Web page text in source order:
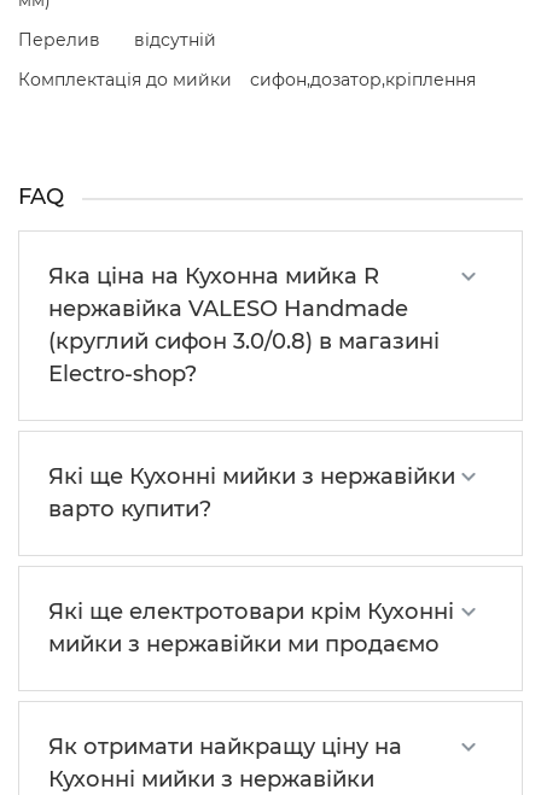
Перелив
відсутній
Комплектація до мийки
сифон,дозатор,кріплення
FAQ
Яка ціна на Кухонна мийка R
нержавійка VALESO Handmade
(круглий сифон 3.0/0.8) в магазині
Electro-shop?
Які ще Кухонні мийки з нержавійки
варто купити?
Які ще електротовари крім Кухонні
мийки з нержавійки ми продаємо
Як отримати найкращу ціну на
Кухонні мийки з нержавійки